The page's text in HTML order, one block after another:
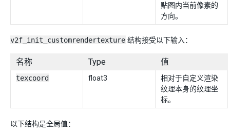
贴图内当前像素的
方向。
v2f_init_customrendertexture 结构接受以下输入：
名称 Type 值
texcoord float3
相对于自定义渲染
纹理本身的纹理坐
标。
以下结构是全局值：